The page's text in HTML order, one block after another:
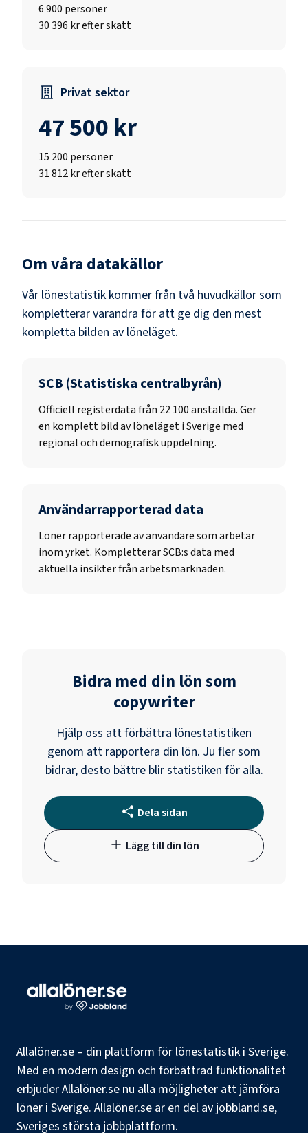
6 900 personer
30 396 kr efter skatt
Privat sektor
47 500 kr
15 200 personer
31 812 kr efter skatt
Om våra datakällor
Vår lönestatistik kommer från två huvudkällor som
kompletterar varandra för att ge dig den mest
kompletta bilden av löneläget.
SCB (Statistiska centralbyrån)
Officiell registerdata från 22 100anställda. Ger
en komplett bild av löneläget i Sverige med
regional och demografisk uppdelning.
Användarrapporterad data
Löner rapporterade av användare som arbetar
inom yrket. Kompletterar SCB:s data med
aktuella insikter från arbetsmarknaden.
Bidra med din lön som
copywriter
Hjälp oss att förbättra lönestatistiken
genom att rapportera din lön. Ju fler som
bidrar, desto bättre blir statistiken för alla.
Dela sidan
Lägg till din lön
Allalöner.se – din plattform för lönestatistik i Sverige.
Med en modern design och förbättrad funktionalitet
erbjuder Allalöner.se nu alla möjligheter att jämföra
löner i Sverige. Allalöner.se är en del av jobbland.se,
Sveriges största jobbplattform.